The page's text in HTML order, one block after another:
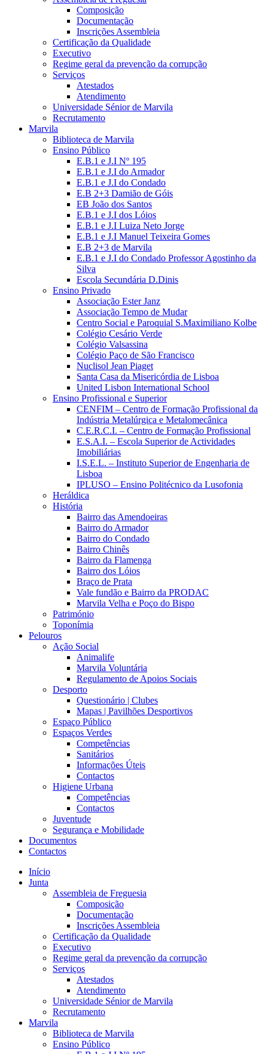
Composição
Documentação
Inscrições Assembleia
Certificação da Qualidade
Executivo
Regime geral da prevenção da corrupção
Serviços
Atestados
Atendimento
Universidade Sénior de Marvila
Recrutamento
Marvila
Biblioteca de Marvila
Ensino Público
E.B.1 e J.I Nº 195
E.B.1 e J.I do Armador
E.B.1 e J.I do Condado
E.B 2+3 Damião de Góis
EB João dos Santos
E.B.1 e J.I dos Lóios
E.B.1 e J.I Luiza Neto Jorge
E.B.1 e J.I Manuel Teixeira Gomes
E.B 2+3 de Marvila
E.B.1 e J.I do Condado Professor Agostinho da
Silva
Escola Secundária D.Dinis
Ensino Privado
Associação Ester Janz
Associação Tempo de Mudar
Centro Social e Paroquial S.Maximiliano Kolbe
Colégio Cesário Verde
Colégio Valsassina
Colégio Paço de São Francisco
Nuclisol Jean Piaget
Santa Casa da Misericórdia de Lisboa
United Lisbon International School
Ensino Profissional e Superior
CENFIM – Centro de Formação Profissional da
Indústria Metalúrgica e Metalomecânica
C.E.R.C.I. – Centro de Formação Profissional
E.S.A.I. – Escola Superior de Actividades
Imobiliárias
I.S.E.L. – Instituto Superior de Engenharia de
Lisboa
IPLUSO – Ensino Politécnico da Lusofonia
Heráldica
História
Bairro das Amendoeiras
Bairro do Armador
Bairro do Condado
Bairro Chinês
Bairro da Flamenga
Bairro dos Lóios
Braço de Prata
Vale fundão e Bairro da PRODAC
Marvila Velha e Poço do Bispo
Património
Toponímia
Pelouros
Ação Social
Animalife
Marvila Voluntária
Regulamento de Apoios Sociais
Desporto
Questionário | Clubes
Mapas | Pavilhões Desportivos
Espaço Público
Espaços Verdes
Competências
Sanitários
Informações Úteis
Contactos
Higiene Urbana
Competências
Contactos
Juventude
Segurança e Mobilidade
Documentos
Contactos
Início
Junta
Assembleia de Freguesia
Composição
Documentação
Inscrições Assembleia
Certificação da Qualidade
Executivo
Regime geral da prevenção da corrupção
Serviços
Atestados
Atendimento
Universidade Sénior de Marvila
Recrutamento
Marvila
Biblioteca de Marvila
Ensino Público